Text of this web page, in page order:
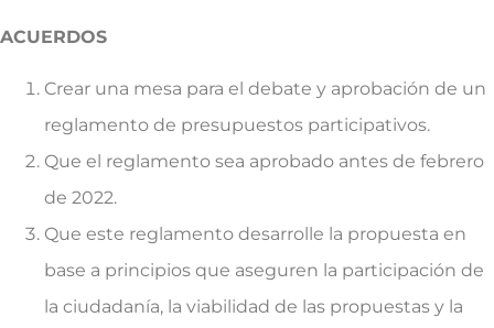
ACUERDOS
Crear una mesa para el debate y aprobación de un
reglamento de presupuestos participativos.
Que el reglamento sea aprobado antes de febrero
de 2022.
Que este reglamento desarrolle la propuesta en
base a principios que aseguren la participación de
la ciudadanía, la viabilidad de las propuestas y la